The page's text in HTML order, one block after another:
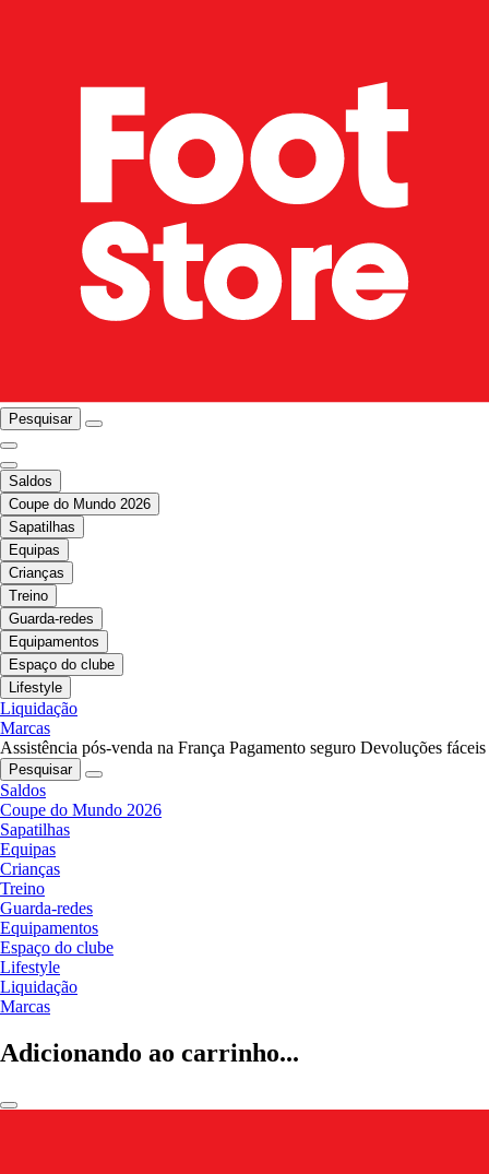
Pesquisar
Saldos
Coupe do Mundo 2026
Sapatilhas
Equipas
Crianças
Treino
Guarda-redes
Equipamentos
Espaço do clube
Lifestyle
Liquidação
Marcas
Assistência pós-venda na França Pagamento seguro Devoluções fáceis
Pesquisar
Saldos
Coupe do Mundo 2026
Sapatilhas
Equipas
Crianças
Treino
Guarda-redes
Equipamentos
Espaço do clube
Lifestyle
Liquidação
Marcas
Adicionando ao carrinho...